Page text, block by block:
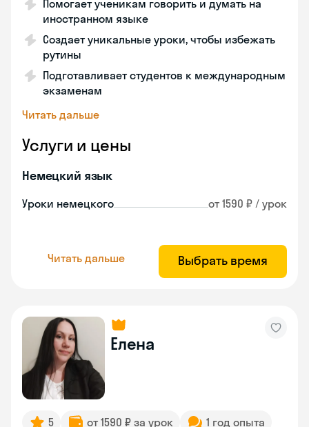
Помогает ученикам говорить и думать на
иностранном языке
Создает уникальные уроки, чтобы избежать
рутины
Подготавливает студентов к международным
экзаменам
Читать дальше
Услуги и цены
Немецкий язык
Уроки немецкого от 1590 ₽ / урок
Читать дальше Выбрать время
Елена
5 от 1590 ₽ за урок 1 год опыта